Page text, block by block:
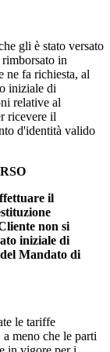
gli è stato versato
in
ne fa richiesta, al
iniziale di
relative al
ricevere il
d'identità valido
il
non si
iniziale di
Mandato di
le tariffe
meno che le parti